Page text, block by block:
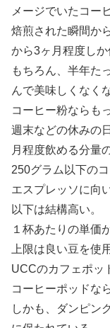
メージでいたコー
焙煎された瞬間か
から3ヶ月程度しか
もちろん、半年た
んで美味しくなく
コーヒー粉ならも
週末などの休みの
月程度飲める分量
250グラム以下の
エスプレッソに向
以下は結構高い。
１杯あたりの単価
上限は良い豆を使
UCCのカフェポッ
コーヒーポッドな
しかも、ダンピン